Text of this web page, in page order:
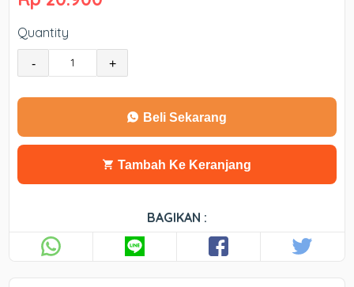
Quantity
- +
Beli Sekarang
Tambah Ke Keranjang
BAGIKAN :